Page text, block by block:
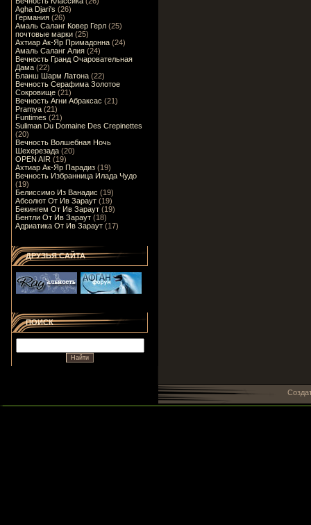
Agha Djari's (26)
Германия (26)
Амаль Саланг Ковер Герл (25)
почтовые марки (25)
Ахтиар Ак-Яр Примадонна (24)
Амаль Саланг Алия (24)
Вечность Гранд Очаровательная
Дама (22)
Бланш Шарм Латона (22)
Вечность Серафима Золотое
Сокровище (21)
Вечность Агни Абраксас (21)
Pramya (21)
Funtimes (21)
Suliman Du Domaine Des Crepinettes
(20)
Вечность Волшебная Ночь
Шехерезада (20)
OPEN AIR (19)
Ахтиар Ак-Яр Парадиз (19)
Вечность Избранница Илада Чудо
(19)
Белиссимо Из Ванадис (19)
Абсолют От Ив Зараут (19)
Бекингем От Ив Зараут (19)
Бентли От Ив Зараут (18)
Адриатика От Ив Зараут (17)
ДРУЗЬЯ САЙТА
ПОИСК